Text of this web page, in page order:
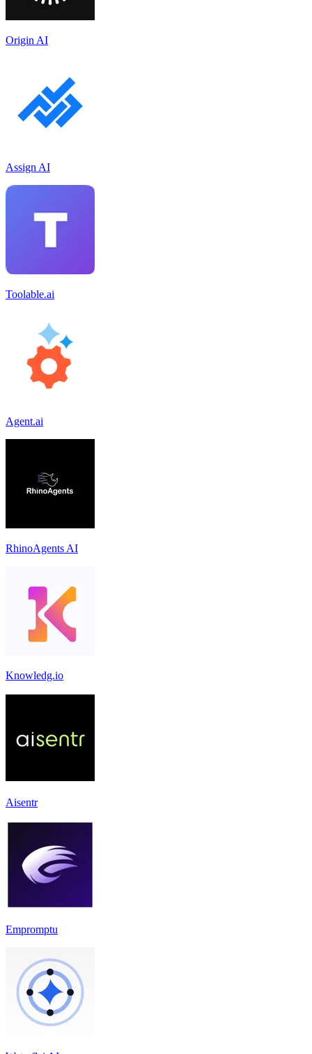
Origin AI
Assign AI
Toolable.ai
Agent.ai
RhinoAgents AI
Knowledg.io
Aisentr
Empromptu